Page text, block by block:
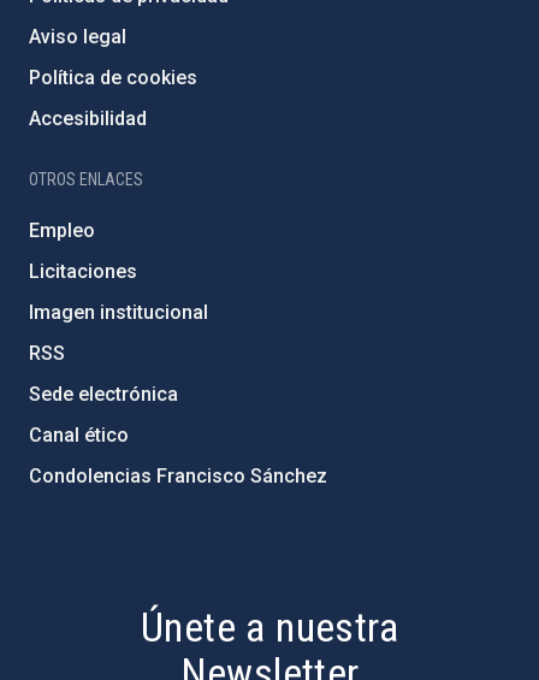
Aviso legal
Política de cookies
Accesibilidad
OTROS ENLACES
Empleo
Licitaciones
Imagen institucional
RSS
Sede electrónica
Canal ético
Condolencias Francisco Sánchez
Únete a nuestra